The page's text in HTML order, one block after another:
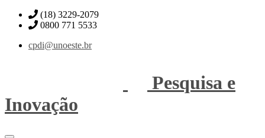
(18) 3229-2079
0800 771 5533
cpdi@unoeste.br
Pesquisa e
Inovação